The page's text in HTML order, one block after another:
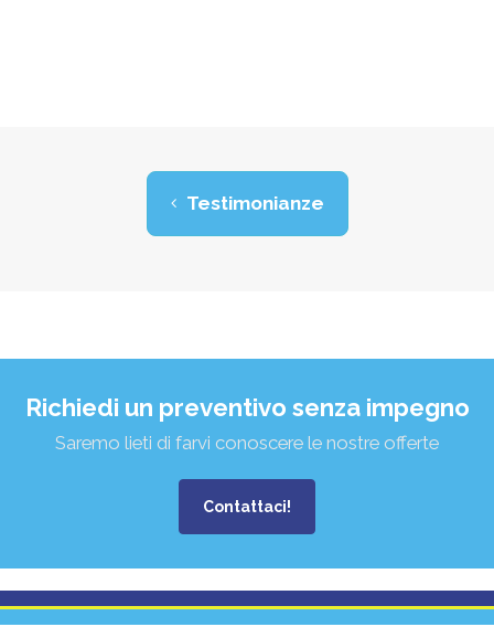
Testimonianze
Richiedi un preventivo senza impegno
Saremo lieti di farvi conoscere le nostre offerte
Contattaci!